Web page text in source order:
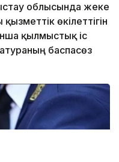
облысында жеке
өкілеттігін
қылмыстық іс
баспасөз